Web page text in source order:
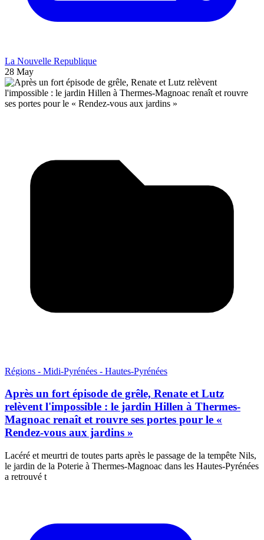
La Nouvelle Republique
28 May
Régions - Midi-Pyrénées - Hautes-Pyrénées
Après un fort épisode de grêle, Renate et Lutz
relèvent l'impossible : le jardin Hillen à Thermes-
Magnoac renaît et rouvre ses portes pour le «
Rendez-vous aux jardins »
Lacéré et meurtri de toutes parts après le passage de la tempête Nils,
le jardin de la Poterie à Thermes-Magnoac dans les Hautes-Pyrénées
a retrouvé t